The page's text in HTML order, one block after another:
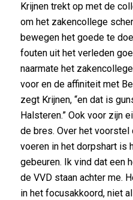
Krijnen trekt op met de
om het zakencollege
bewegen het goede te
fouten uit het verleden
naarmate het
voor en de affiniteit met
zegt Krijnen, “en dat is
Halsteren.” Ook voor zijn
de bres. Over het
voeren in het dorpshart is
gebeuren. Ik vind dat een
de VVD staan achter me.
in het focusakkoord, niet